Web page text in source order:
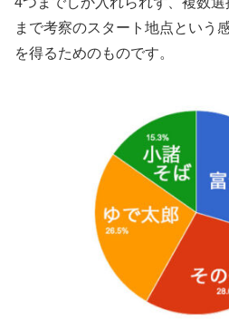
まで考察のスタート地点という
を得るためのものです。